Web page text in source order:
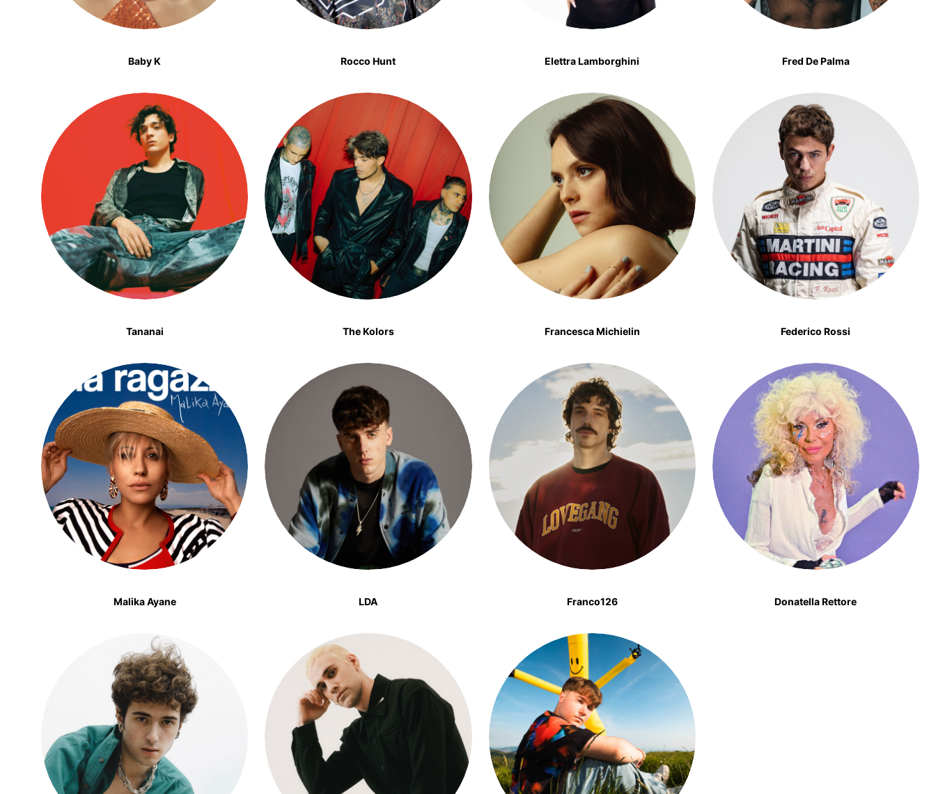
Baby K Rocco Hunt Elettra Lamborghini Fred De Palma
Tananai The Kolors Francesca Michielin Federico Rossi
Malika Ayane LDA Franco126 Donatella Rettore